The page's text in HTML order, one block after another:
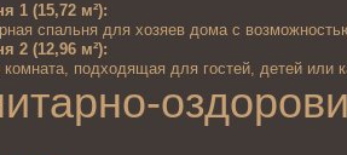
1 (15,72 м²):
спальня для хозяев дома с
2 (12,96 м²):
подходящая для гостей, детей или